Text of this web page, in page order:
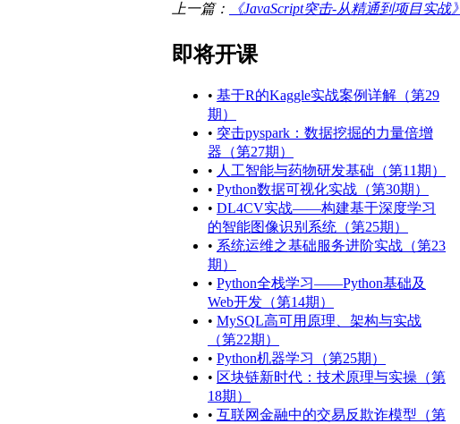
上一篇：
《JavaScript突击-从精通到项目实战》
即将开课
• 基于R的Kaggle实战案例详解（第29
期）
• 突击pyspark：数据挖掘的力量倍增
器（第27期）
• 人工智能与药物研发基础（第11期）
• Python数据可视化实战（第30期）
• DL4CV实战——构建基于深度学习
的智能图像识别系统（第25期）
• 系统运维之基础服务进阶实战（第23
期）
• Python全栈学习——Python基础及
Web开发（第14期）
• MySQL高可用原理、架构与实战
（第22期）
• Python机器学习（第25期）
• 区块链新时代：技术原理与实操（第
18期）
• 互联网金融中的交易反欺诈模型（第